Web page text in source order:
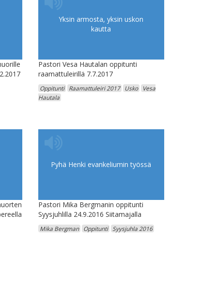
Yksin armosta, yksin uskon
kautta
Pastori Vesa Hautalan oppitunti
raamattuleirillä 7.7.2017
Oppitunti Raamattuleiri 2017 Usko
Vesa
Hautala
Pyhä Henki evankeliumin työssä
Pastori Mika Bergmanin oppitunti
Syysjuhlilla 24.9.2016 Siitamajalla
Mika Bergman Oppitunti Syysjuhla 2016